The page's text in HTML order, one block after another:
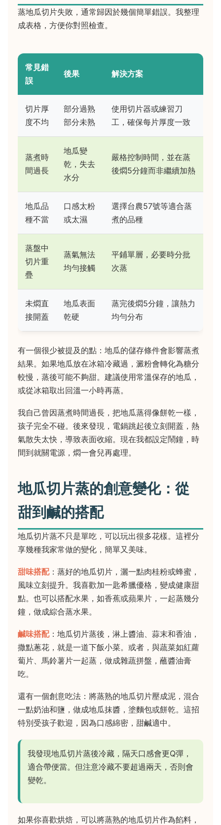
蒸地瓜切片失敗，通常歸因於幾個簡單錯誤。我整理
成表格，方便你對照檢查。
常見錯
誤
後果 解決方案
切片厚
度不均
部分過熟
部分未熟
使用切片器或練習刀
工，確保每片厚度一致
蒸煮時
間過長
地瓜變
乾，失去
水分
嚴格控制時間，並在蒸
後燜5分鐘而非繼續加熱
地瓜品
種不當
口感太粉
或太濕
選擇台農57號等適合蒸
煮的品種
蒸盤中
切片重
疊
蒸氣無法
均勻接觸
平鋪單層，必要時分批
次蒸
未燜直
接開蓋
地瓜表面
乾硬
蒸完後燜5分鐘，讓熱力
均勻分布
有一個很少被提及的點：地瓜的儲存條件會影響蒸煮
結果。如果地瓜放在冰箱冷藏過，澱粉會轉化為糖分
較慢，蒸後可能不夠甜。建議使用常溫保存的地瓜，
或從冰箱取出回溫一小時再蒸。
我自己曾因蒸煮時間過長，把地瓜蒸得像餅乾一樣，
孩子完全不碰。後來發現，電鍋跳起後立刻開蓋，熱
氣散失太快，導致表面收縮。現在我都設定鬧鐘，時
間到就關電源，燜一會兒再處理。
地瓜切片蒸的創意變化：從
甜到鹹的搭配
地瓜切片蒸不只是單吃，可以玩出很多花樣。這裡分
享幾種我家常做的變化，簡單又美味。
甜味搭配：蒸好的地瓜切片，灑一點肉桂粉或蜂蜜，
風味立刻提升。我喜歡加一匙希臘優格，變成健康甜
點。也可以搭配水果，如香蕉或蘋果片，一起蒸幾分
鐘，做成綜合蒸水果。
鹹味搭配：地瓜切片蒸後，淋上醬油、蒜末和香油，
撒點蔥花，就是一道下飯小菜。或者，與蔬菜如紅蘿
蔔片、馬鈴薯片一起蒸，做成雜蔬拼盤，蘸醬油膏
吃。
還有一個創意吃法：將蒸熟的地瓜切片壓成泥，混合
一點奶油和鹽，做成地瓜抹醬，塗麵包或餅乾。這招
特別受孩子歡迎，因為口感綿密，甜鹹適中。
我發現地瓜切片蒸後冷藏，隔天口感會更Q彈，
適合帶便當。但注意冷藏不要超過兩天，否則會
變乾。
如果你喜歡烘焙，可以將蒸熟的地瓜切片作為餡料，